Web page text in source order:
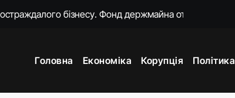
замість килимків лежать російські прапори (відео)
18-ї річниці вторгнення РФ у Грузію
Головна Економіка Корупція Політика